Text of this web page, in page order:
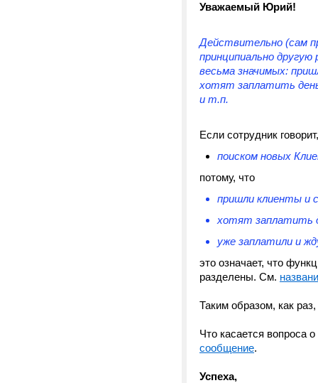
Уважаемый Юрий!
Действительно (сам
принципиально
весьма значимых:
хотят заплатить
и т.п.
Если сотрудник
поиском новых
потому, что
пришли клиенты и
хотят заплатить
уже заплатили и
это означает, что
разделены. См.
Таким образом, как
Что касается вопроса
сообщение.
Успеха,